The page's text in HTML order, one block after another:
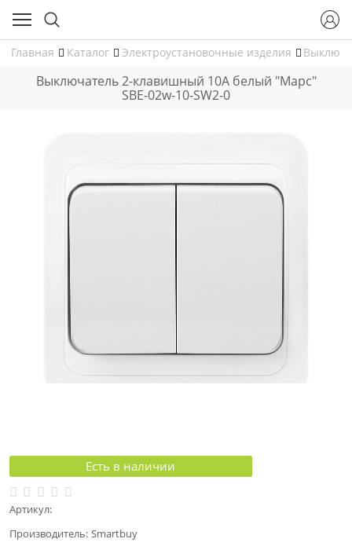
Главная Каталог Электроустановочные изделия
Выключатель 2-клавишный 10А белый "Марс"
SBE-02w-10-SW2-0
Есть в наличии
Артикул:
Производитель: Smartbuy